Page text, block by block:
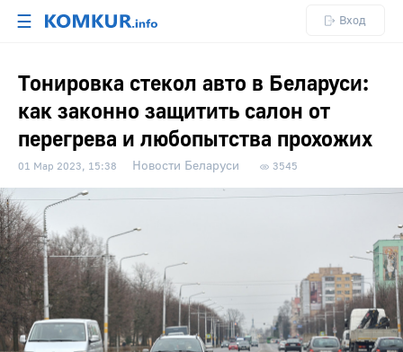
☰ Вход
Тонировка стекол авто в Беларуси:
как законно защитить салон от
перегрева и любопытства прохожих
01 Мар 2023, 15:38 Новости Беларуси 3545